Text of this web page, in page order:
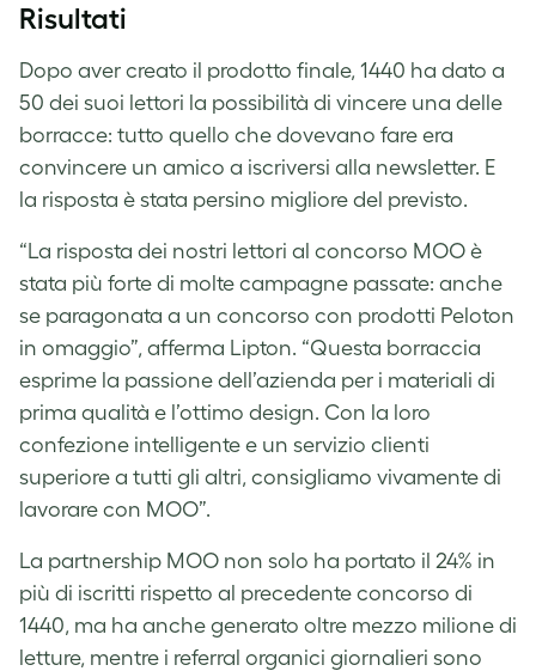
Risultati
Dopo aver creato il prodotto finale, 1440 ha dato a
50 dei suoi lettori la possibilità di vincere una delle
borracce: tutto quello che dovevano fare era
convincere un amico a iscriversi alla newsletter. E
la risposta è stata persino migliore del previsto.
“La risposta dei nostri lettori al concorso MOO è
stata più forte di molte campagne passate: anche
se paragonata a un concorso con prodotti Peloton
in omaggio”, afferma Lipton. “Questa borraccia
esprime la passione dell’azienda per i materiali di
prima qualità e l’ottimo design. Con la loro
confezione intelligente e un servizio clienti
superiore a tutti gli altri, consigliamo vivamente di
lavorare con MOO”.
La partnership MOO non solo ha portato il 24% in
più di iscritti rispetto al precedente concorso di
1440, ma ha anche generato oltre mezzo milione di
letture, mentre i referral organici giornalieri sono